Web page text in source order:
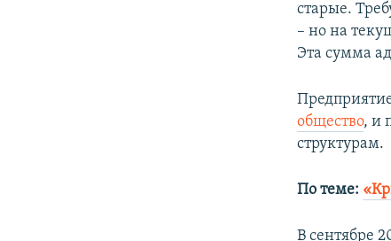
старые.
– но на
Эта сумма
общество, и
структурам.
По теме:
В сентябре